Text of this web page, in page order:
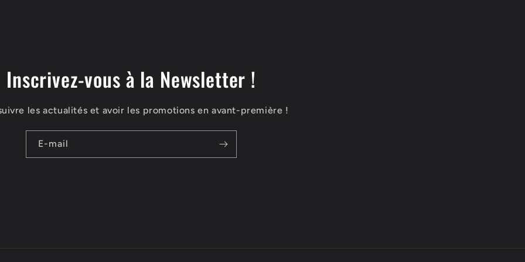
Inscrivez-vous à la Newsletter !
les actualités et avoir les promotions en avant-première !
E-mail